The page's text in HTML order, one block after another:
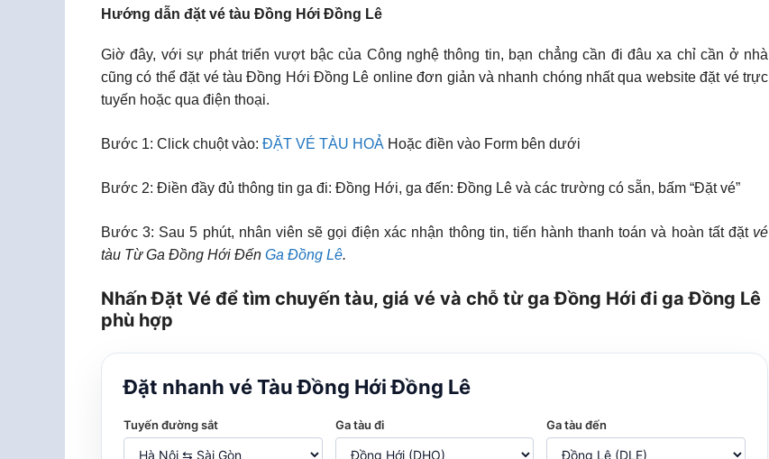
Hướng dẫn đặt vé tàu Đồng Hới Đồng Lê
Giờ đây, với sự phát triển vượt bậc của Công nghệ thông tin, bạn chẳng cần đi đâu xa chỉ cần ở nhà
cũng có thể đặt vé tàu Đồng Hới Đồng Lê online đơn giản và nhanh chóng nhất qua website đặt vé trực
tuyến hoặc qua điện thoại.
Bước 1: Click chuột vào: ĐẶT VÉ TÀU HOẢ Hoặc điền vào Form bên dưới
Bước 2: Điền đầy đủ thông tin ga đi: Đồng Hới, ga đến: Đồng Lê và các trường có sẵn, bấm “Đặt vé”
Bước 3: Sau 5 phút, nhân viên sẽ gọi điện xác nhận thông tin, tiến hành thanh toán và hoàn tất đặt vé
tàu Từ Ga Đồng Hới Đến Ga Đồng Lê.
Nhấn Đặt Vé để tìm chuyến tàu, giá vé và chỗ từ ga Đồng Hới đi ga Đồng Lê
phù hợp
Đặt nhanh vé Tàu Đồng Hới Đồng Lê
Tuyến đường sắt Ga tàu đi Ga tàu đến